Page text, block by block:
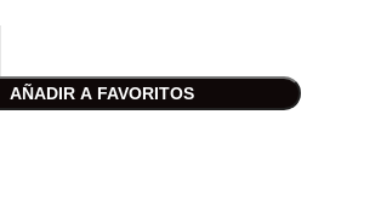
AÑADIR A FAVORITOS